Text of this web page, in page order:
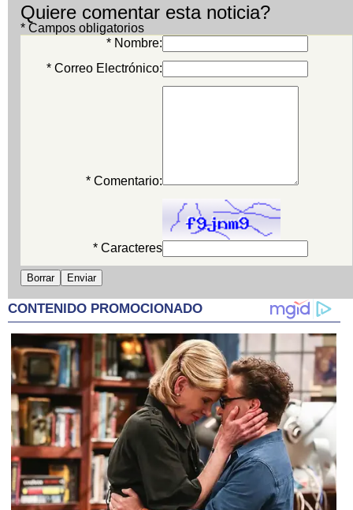
Quiere comentar esta noticia?
* Campos obligatorios
* Nombre:
* Correo Electrónico:
* Comentario:
* Caracteres